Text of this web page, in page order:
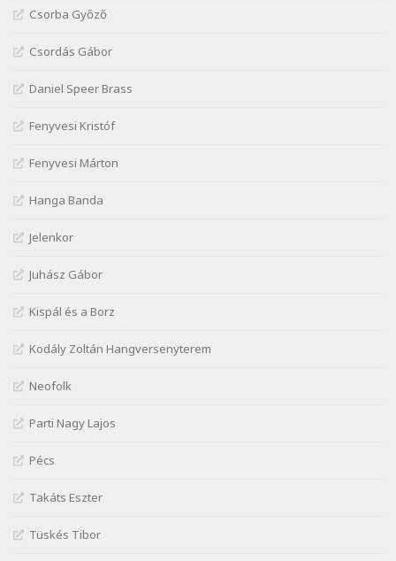
Szélkiáltó
török ellen hadba induló Mátyás királyért
Janus Pannonius: Névváltoztatásáról
Szélkiáltó
Szélkiáltó
József Attila: Hajad az ujjamé
József Attila: Jaj, majdnem
Szélkiáltó
Szélkiáltó
József Attila: Mióta elmentél
József Attila: Ne bántsda gyönge nőt
Szélkiáltó
Szélkiáltó
Csorba Győző
Csordás Gábor
Daniel Speer Brass
Fenyvesi Kristóf
Fenyvesi Márton
Hanga Banda
Jelenkor
Juhász Gábor
Kispál és a Borz
Kodály Zoltán Hangversenyterem
Neofolk
Parti Nagy Lajos
Pécs
Takáts Eszter
Tüskés Tibor